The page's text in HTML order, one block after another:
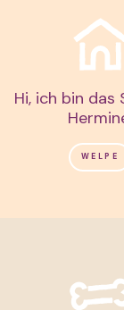
Hi, ich bin das
WELPE